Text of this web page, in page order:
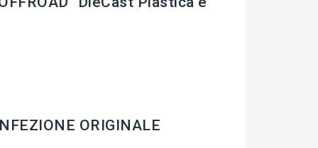
ORIGINALE